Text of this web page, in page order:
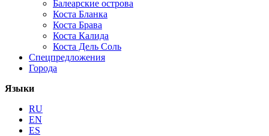
Балеарские острова
Коста Бланка
Коста Брава
Коста Калида
Коста Дель Соль
Спецпредложения
Города
Языки
RU
EN
ES